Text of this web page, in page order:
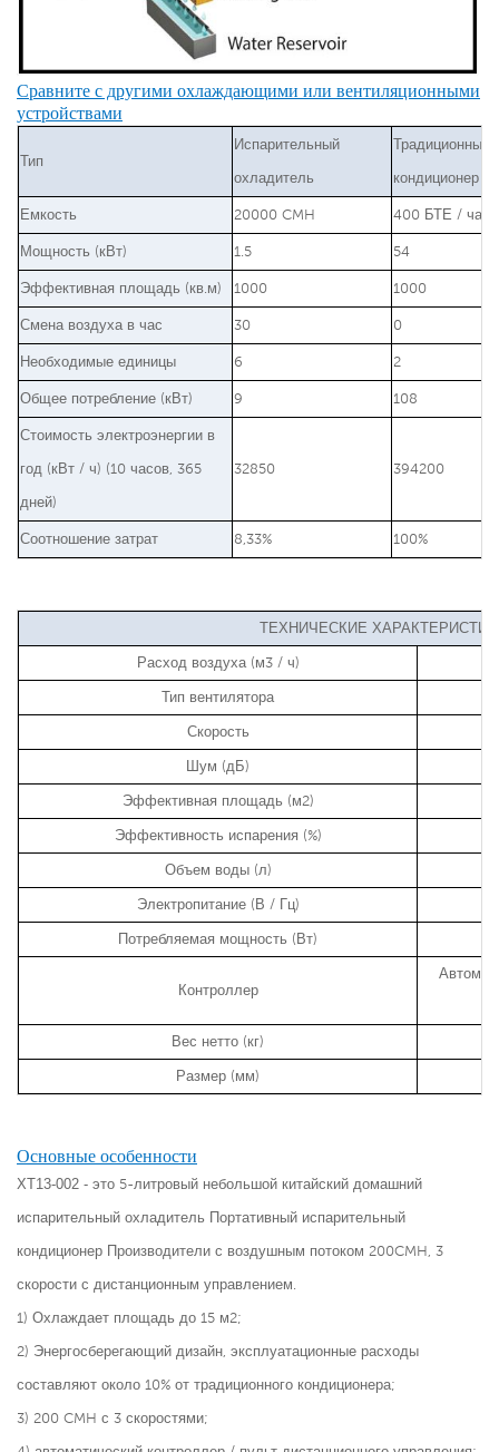
Сравните с другими охлаждающими или вентиляционными
устройствами
Тип
Испарительный
охладитель
Традиционный
кондиционер
Емкость 20000 CMH 400 БТЕ / час
Мощность (кВт) 1.5 54
Эффективная площадь (кв.м) 1000 1000
Смена воздуха в час 30 0
Необходимые единицы 6 2
Общее потребление (кВт) 9 108
Стоимость электроэнергии в
год (кВт / ч) (10 часов, 365
дней)
32850 394200
Соотношение затрат 8,33% 100%
ТЕХНИЧЕСКИЕ
Расход воздуха (м3 / ч)
Тип вентилятора
Скорость
Шум (дБ)
Эффективная площадь (м2)
Эффективность испарения (%)
Объем воды (л)
Электропитание (В / Гц)
Потребляемая мощность (Вт)
Контроллер
Вес нетто (кг)
Размер (мм)
Основные особенности
XT13-002 - это 5-литровый небольшой китайский домашний
испарительный охладитель Портативный испарительный
кондиционер Производители с воздушным потоком 200CMH, 3
скорости с дистанционным управлением.
1) Охлаждает площадь до 15 м2;
2) Энергосберегающий дизайн, эксплуатационные расходы
составляют около 10% от традиционного кондиционера;
3) 200 CMH с 3 скоростями;